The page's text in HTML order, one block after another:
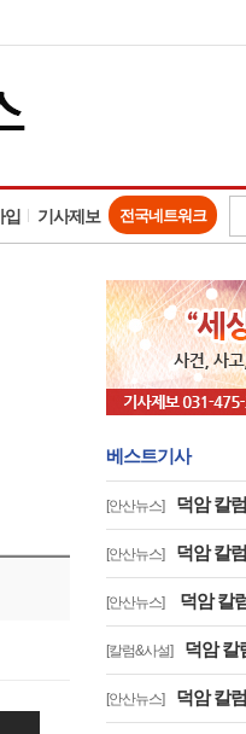
입 기사제보 전국네트워크
베스트기사
[안산뉴스] 덕암 칼
[안산뉴스] 덕암 칼
[안산뉴스] 덕암 칼
[칼럼&사설] 덕암 칼
[안산뉴스] 덕암 칼